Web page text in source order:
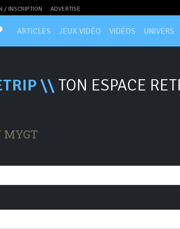
/ INSCRIPTION ADVERTISE
ARTICLES JEUX VIDÉO VIDÉOS UNIVERS
\\ TON ESPACE
MYGT